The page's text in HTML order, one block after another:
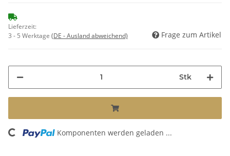
Lieferzeit:
3 - 5 Werktage (DE - Ausland abweichend) Frage zum Artikel
Stk
Komponenten werden geladen ...